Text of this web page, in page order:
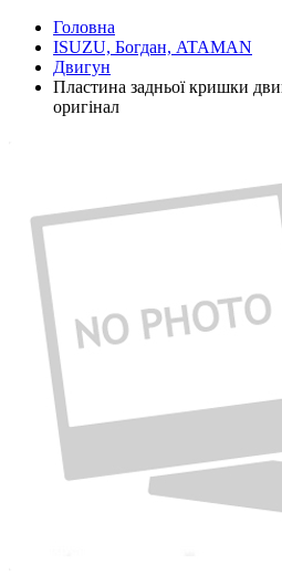
Головна
ISUZU, Богдан, ATAMAN
Двигун
Пластина задньої кришки
оригінал